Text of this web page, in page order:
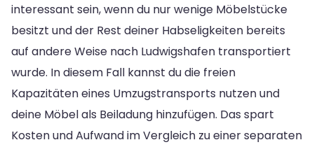
interessant sein, wenn du nur wenige Möbelstücke
besitzt und der Rest deiner Habseligkeiten bereits
auf andere Weise nach Ludwigshafen transportiert
wurde. In diesem Fall kannst du die freien
Kapazitäten eines Umzugstransports nutzen und
deine Möbel als Beiladung hinzufügen. Das spart
Kosten und Aufwand im Vergleich zu einer separaten